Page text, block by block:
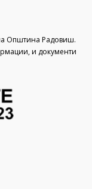
Општина Радовиш.
и документи